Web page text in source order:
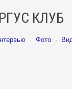
КЛУБ
· Фото ·